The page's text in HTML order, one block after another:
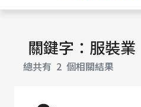
關鍵字：服裝業
總共有 2 個相關結果